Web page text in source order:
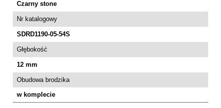
Czarny stone
Nr katalogowy
SDRD1190-05-54S
Głębokość
12 mm
Obudowa brodzika
w komplecie